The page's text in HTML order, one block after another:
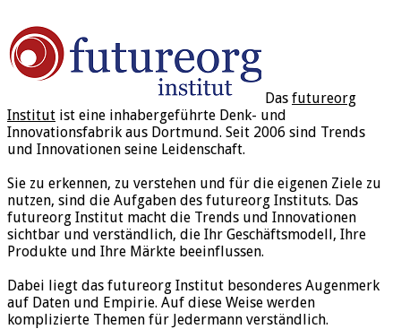
Das futureorg
Institut ist eine inhabergeführte Denk- und
Innovationsfabrik aus Dortmund. Seit 2006 sind Trends
und Innovationen seine Leidenschaft.
Sie zu erkennen, zu verstehen und für die eigenen Ziele zu
nutzen, sind die Aufgaben des futureorg Instituts. Das
futureorg Institut macht die Trends und Innovationen
sichtbar und verständlich, die Ihr Geschäftsmodell, Ihre
Produkte und Ihre Märkte beeinflussen.
Dabei liegt das futureorg Institut besonderes Augenmerk
auf Daten und Empirie. Auf diese Weise werden
komplizierte Themen für Jedermann verständlich.